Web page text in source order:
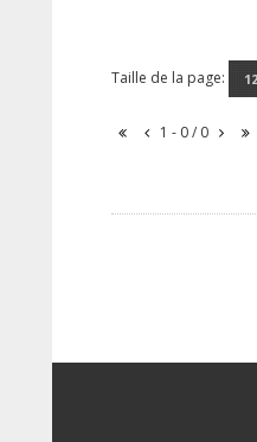
Taille de la page:
1 - 0 / 0